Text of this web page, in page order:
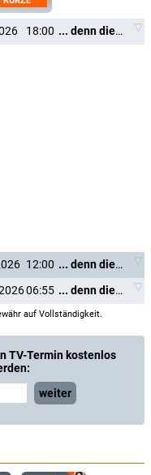
18:00 ... denn die Musik und die Liebe in Tirol
12:00
... denn die Musik und die Liebe in Tirol
06:55 ... denn die Musik und die Liebe in Tirol
auf Vollständigkeit.
TV-Termin kostenlos
weiter